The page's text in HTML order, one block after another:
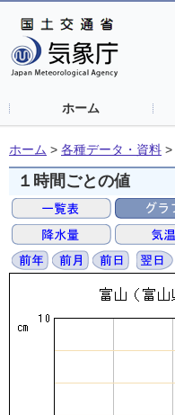
ホーム
ホーム > 各種データ・資料 >
１時間ごとの値